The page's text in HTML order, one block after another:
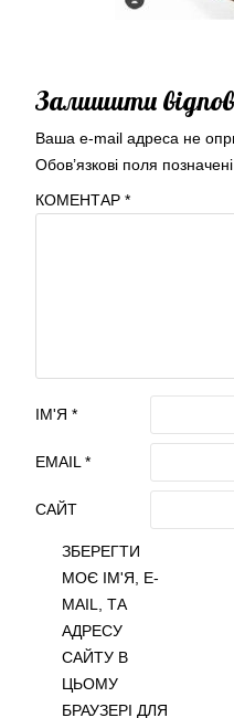
Залишити
Ваша e-mail адреса не
Обов’язкові поля позначені
КОМЕНТАР *
ІМ'Я *
EMAIL *
САЙТ
ЗБЕРЕГТИ
МОЄ ІМ'Я, E-
MAIL, ТА
АДРЕСУ
САЙТУ В
ЦЬОМУ
БРАУЗЕРІ ДЛЯ